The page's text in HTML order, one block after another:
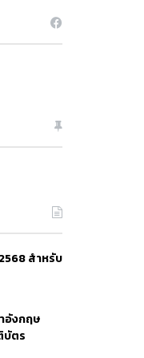
สำหรับ
อังกฤษ
บัตร